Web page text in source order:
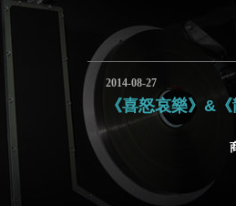
2014-08-27
《喜怒哀樂》&